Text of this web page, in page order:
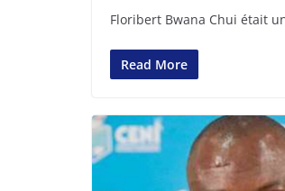
Floribert Bwana Chui était
Read More